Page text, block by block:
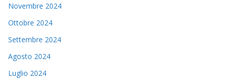
Novembre 2024
Ottobre 2024
Settembre 2024
Agosto 2024
Luglio 2024